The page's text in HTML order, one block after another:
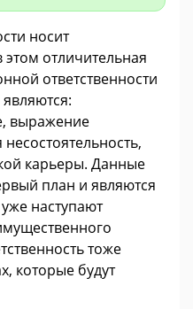
носит
этом отличительная
ответственности
выражение
карьеры. Данные
план и являются
наступают
тоже
которые будут